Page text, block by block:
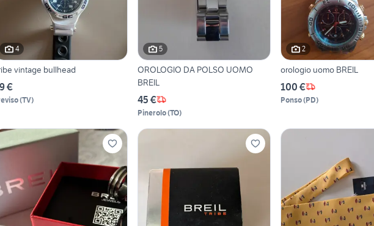
4
vintage bullhead
€
(TV)
5
OROLOGIO DA POLSO UOMO
BREIL
45 €
Pinerolo(TO)
2
orologio uomo BREIL
100 €
Ponso(PD)